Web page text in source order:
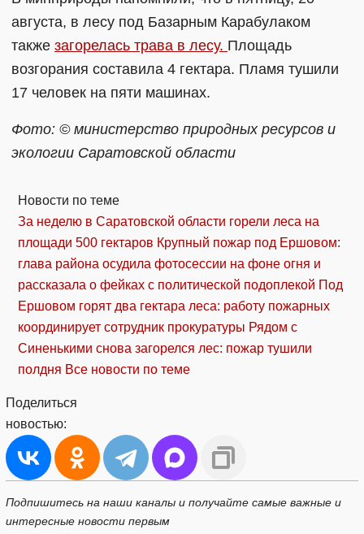
августа, в лесу под Базарным Карабулаком
также загорелась трава в лесу. Площадь
возгорания составила 4 гектара. Пламя тушили
17 человек на пяти машинах.
Фото: © министерство природных ресурсов и
экологии Саратовской области
Новости по теме
За неделю в Саратовской области горели леса на
площади 500 гектаров Крупный пожар под Ершовом:
глава района осудила фотосессии на фоне огня и
рассказала о фейках с политической подоплекой Под
Ершовом горят два гектара леса: работу пожарных
координирует сотрудник прокуратуры Рядом с
Синенькими снова загорелся лес: пожар тушили
полдня Все новости по теме
Поделиться
новостью:
Подпишитесь на наши каналы и получайте самые важные и
интересные новости первым